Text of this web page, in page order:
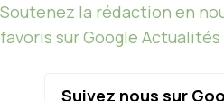
Soutenez la rédaction en
favoris sur Google Actualités
Suivez nous sur